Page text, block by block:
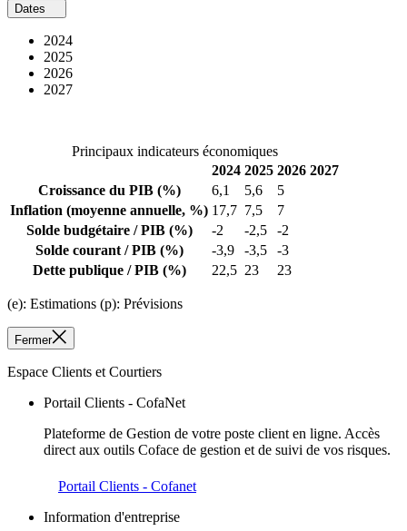
Dates
2024
2025
2026
2027
Principaux indicateurs économiques
2024 2025 2026 2027
Croissance du PIB (%) 6,1 5,6
5
Inflation (moyenne annuelle, %) 17,7 7,5
7
Solde budgétaire / PIB (%) -2 -2,5
-2
Solde courant / PIB (%) -3,9 -3,5
-3
Dette publique / PIB (%) 22,5 23 23
(e): Estimations (p): Prévisions
Fermer
Espace Clients et Courtiers
Portail Clients - CofaNet
Plateforme de Gestion de votre poste client en ligne. Accès
direct aux outils Coface de gestion et de suivi de vos risques.
Portail Clients - Cofanet
Information d'entreprise